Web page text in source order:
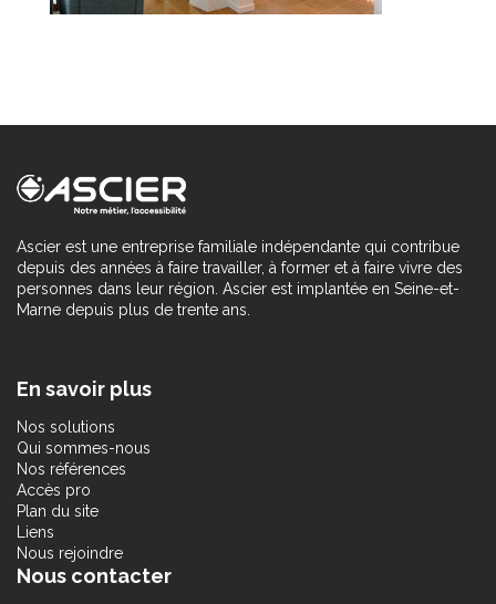
Ascier est une entreprise familiale indépendante qui contribue
depuis des années à faire travailler, à former et à faire vivre des
personnes dans leur région. Ascier est implantée en Seine-et-
Marne depuis plus de trente ans.
En savoir plus
Nos solutions
Qui sommes-nous
Nos références
Accès pro
Plan du site
Liens
Nous rejoindre
Nous contacter